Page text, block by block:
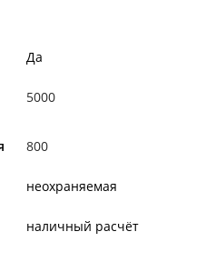
Да
5000
800
неохраняемая
наличный расчёт